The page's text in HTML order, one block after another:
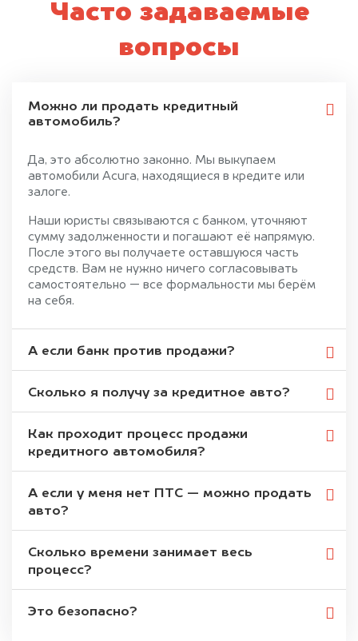
Часто задаваемые
вопросы
Можно ли продать кредитный
автомобиль?
Да, это абсолютно законно. Мы выкупаем
автомобили Acura, находящиеся в кредите или
залоге.
Наши юристы связываются с банком, уточняют
сумму задолженности и погашают её напрямую.
После этого вы получаете оставшуюся часть
средств. Вам не нужно ничего согласовывать
самостоятельно — все формальности мы берём
на себя.
А если банк против продажи?
Сколько я получу за кредитное авто?
Как проходит процесс продажи
кредитного автомобиля?
А если у меня нет ПТС — можно продать
авто?
Сколько времени занимает весь
процесс?
Это безопасно?